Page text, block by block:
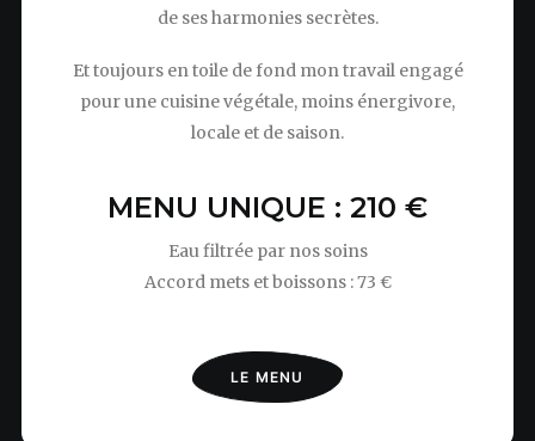
de ses harmonies secrètes.
Et toujours en toile de fond mon travail engagé
pour une cuisine végétale, moins énergivore,
locale et de saison.
MENU UNIQUE : 210 €
Eau filtrée par nos soins
Accord mets et boissons : 73 €
LE MENU